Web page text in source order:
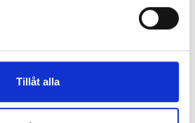
Tillåt alla